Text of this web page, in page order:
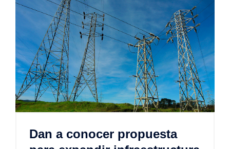
Dan a conocer propuesta